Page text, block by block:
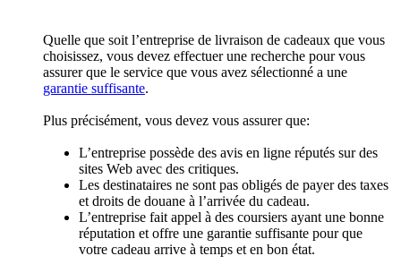
Quelle que soit l’entreprise de livraison de cadeaux que vous
choisissez, vous devez effectuer une recherche pour vous
assurer que le service que vous avez sélectionné a une
garantie suffisante.
Plus précisément, vous devez vous assurer que:
L’entreprise possède des avis en ligne réputés sur des
sites Web avec des critiques.
Les destinataires ne sont pas obligés de payer des taxes
et droits de douane à l’arrivée du cadeau.
L’entreprise fait appel à des coursiers ayant une bonne
réputation et offre une garantie suffisante pour que
votre cadeau arrive à temps et en bon état.